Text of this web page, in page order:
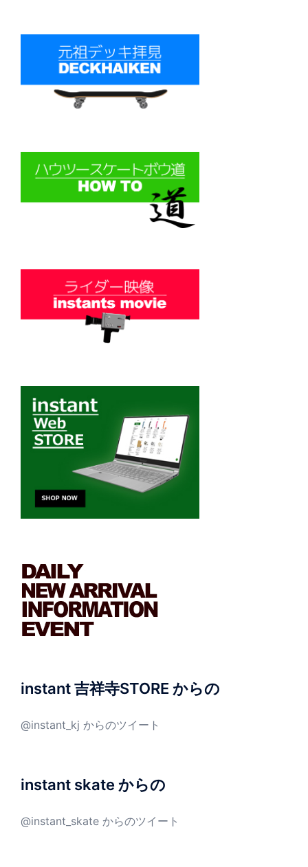
instant 吉祥寺STORE からの
@instant_kj からのツイート
instant skate からの
@instant_skate からのツイート